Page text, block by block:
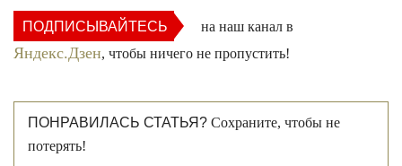
ПОДПИСЫВАЙТЕСЬ на наш канал в
Яндекс.Дзен, чтобы ничего не пропустить!
ПОНРАВИЛАСЬ СТАТЬЯ? Сохраните, чтобы не
потерять!